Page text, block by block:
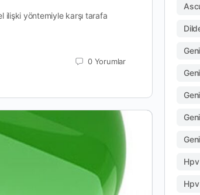
ilişki yöntemiyle karşı tarafa
0 Yorumlar
Hpv